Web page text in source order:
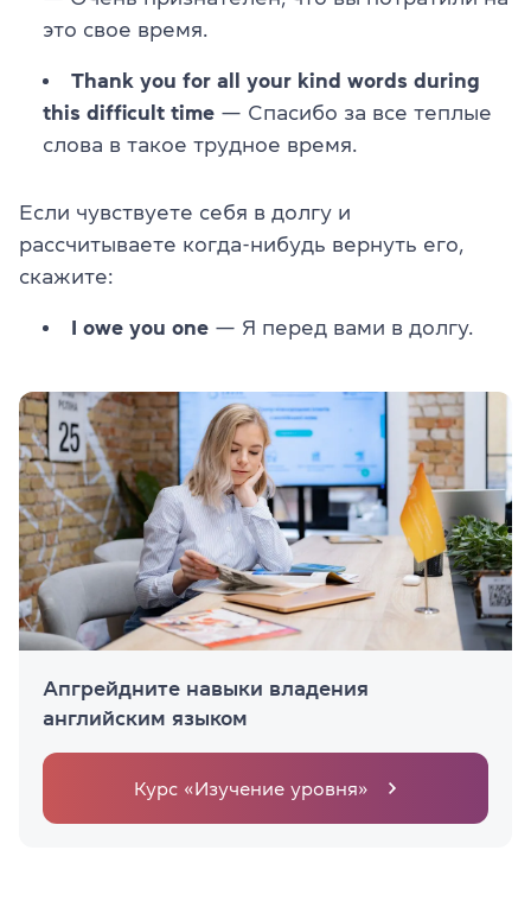
это свое время.
Thank you for all your kind words during
this difficult time — Спасибо за все теплые
слова в такое трудное время.
Если чувствуете себя в долгу и
рассчитываете когда-нибудь вернуть его,
скажите:
I owe you one — Я перед вами в долгу.
Апгрейдните навыки владения
английским языком
Курс «Изучение уровня»